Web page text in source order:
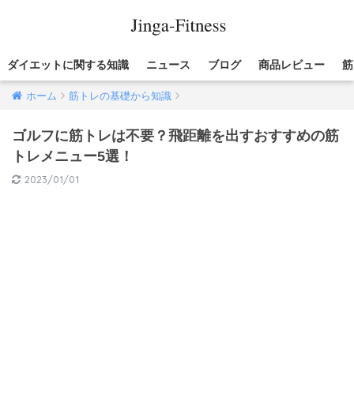
ダイエットに関する知識 ニュース ブログ 商品レビュー
ホーム 筋トレの基礎から知識
ゴルフに筋トレは不要？飛距離を出すおすすめの筋
トレメニュー5選！
2023/01/01